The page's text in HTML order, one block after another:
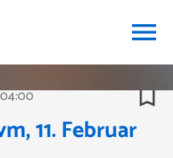
menu
04:00 bookmark_border
11. Februar